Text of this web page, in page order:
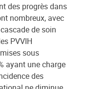
des progrès dans
nombreux, avec
de soin
PVVIH
sous
ayant une charge
des